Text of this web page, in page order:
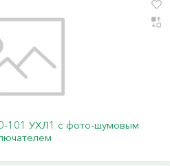
101 УХЛ1 с фото-шумовым